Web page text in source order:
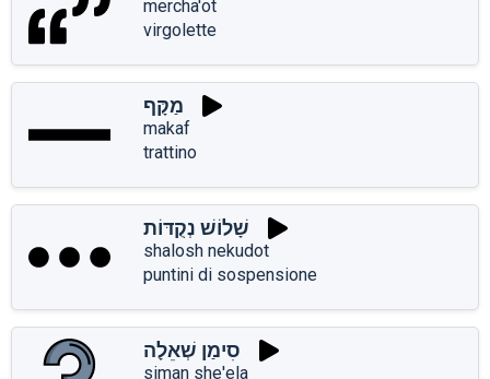
mercha'ot
virgolette
מַקָּף
makaf
trattino
שָׁלוֹשׁ נְקֻדּוֹת
shalosh nekudot
puntini di sospensione
סִימַן שְׁאֵלָה
siman she'ela